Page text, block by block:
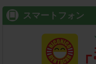
スマートフォン